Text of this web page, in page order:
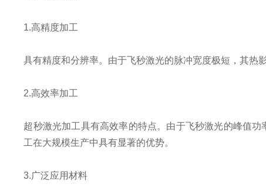
1.高精度加工
具有精度和分辨率。由于飞秒激光的脉冲宽度极短，其热
2.高效率加工
超秒激光加工具有高效率的特点。由于飞秒激光的峰值
工在大规模生产中具有显著的优势。
3.广泛应用材料